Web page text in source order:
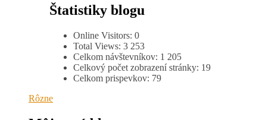
Štatistiky blogu
Online Visitors: 0
Total Views: 3 253
Celkom návštevníkov: 1 205
Celkový počet zobrazení stránky: 19
Celkom prispevkov: 79
Rôzne